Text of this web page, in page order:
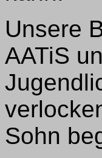
Unsere
AATiS
Sohn